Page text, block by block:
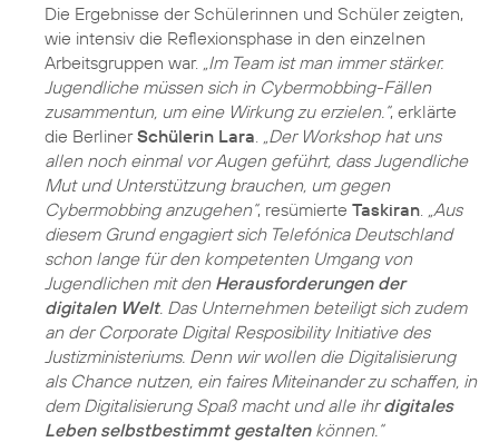
Die Ergebnisse der Schülerinnen und Schüler zeigten,
wie intensiv die Reflexionsphase in den einzelnen
Arbeitsgruppen war. „Im Team ist man immer stärker.
Jugendliche müssen sich in Cybermobbing-Fällen
zusammentun, um eine Wirkung zu erzielen.“, erklärte
die BerlinerSchülerin Lara
„Der Workshop hat uns
allen noch einmal vor Augen geführt, dass Jugendliche
Mut und Unterstützung brauchen, um gegen
Cybermobbing anzugehen“, resümierte Taskiran
„Aus
diesem Grund engagiert sich Telefónica Deutschland
schon lange für den kompetenten Umgang von
Jugendlichen mit den Herausforderungen der
digitalen Welt. Das Unternehmen beteiligt sich zudem
an der Corporate Digital Resposibility Initiative des
Justizministeriums. Denn wir wollen die Digitalisierung
als Chance nutzen, ein faires Miteinander zu schaffen, in
dem Digitalisierung Spaß macht und alle ihrdigitales
Leben selbstbestimmt gestaltenkönnen.“